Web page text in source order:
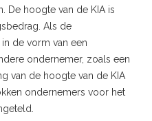
De hoogte van de KIA is
Als de
de vorm van een
ondernemer, zoals een
van de hoogte van de KIA
ondernemers voor het